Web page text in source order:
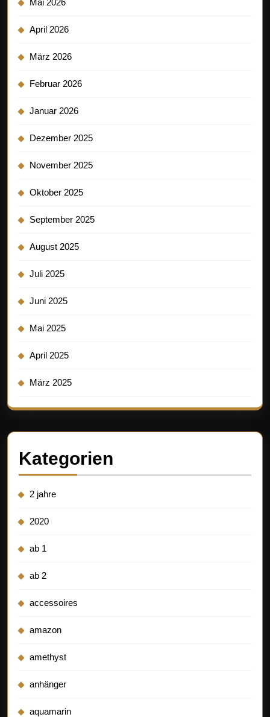
April 2026
März 2026
Februar 2026
Januar 2026
Dezember 2025
November 2025
Oktober 2025
September 2025
August 2025
Juli 2025
Juni 2025
Mai 2025
April 2025
März 2025
Kategorien
2 jahre
2020
ab 1
ab 2
accessoires
amazon
amethyst
anhänger
aquamarin